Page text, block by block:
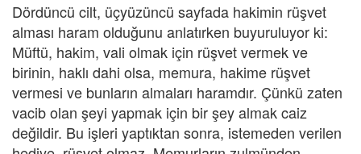
Dördüncü cilt, üçyüzüncü sayfada hakimin rüşvet
alması haram olduğunu anlatırken buyuruluyor ki:
Müftü, hakim, vali olmak için rüşvet vermek ve
birinin, haklı dahi olsa, memura, hakime rüşvet
vermesi ve bunların almaları haramdır. Çünkü zaten
vacib olan şeyi yapmak için bir şey almak caiz
değildir. Bu işleri yaptıktan sonra, istemeden verilen